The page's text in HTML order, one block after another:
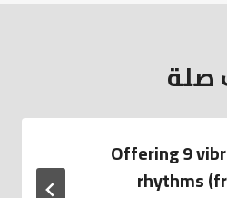
صلة
Offering 9
rhythms